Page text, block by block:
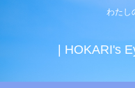
わたし
| HOKARI's